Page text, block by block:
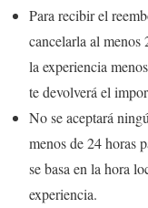
Para recibir el
cancelarla al menos
la experiencia
te devolverá el
No se aceptará
menos de 24 horas
se basa en la hora
experiencia.